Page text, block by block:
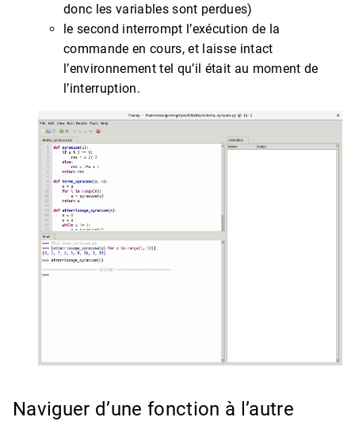
donc les variables sont perdues)
le second interrompt l’exécution de la
commande en cours, et laisse intact
l’environnement tel qu’il était au moment de
l’interruption.
Naviguer d’une fonction à l’autre